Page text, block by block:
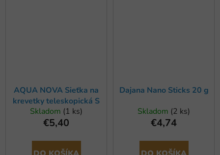
AQUA NOVA Sieťka na
krevetky teleskopická S
Skladom (1 ks)
€5,40
Dajana Nano Sticks 20 g
Skladom (2 ks)
€4,74